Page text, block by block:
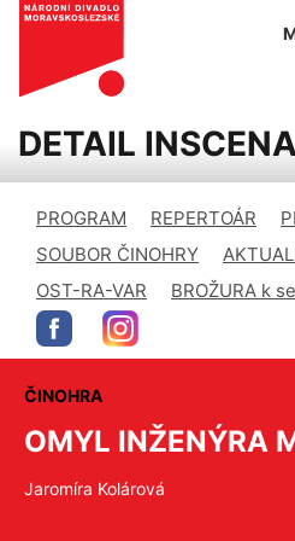
DETAIL
PROGRAM REPERTOÁR
SOUBOR ČINOHRY
OST-RA-VAR
BROŽURA k
ČINOHRA
OMYL INŽENÝRA
Jaromíra Kolárová